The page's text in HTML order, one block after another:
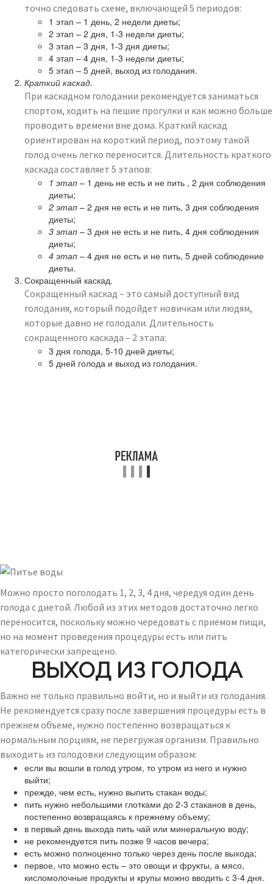
точно следовать схеме, включающей 5 периодов:
1 этап – 1 день, 2 недели диеты;
2 этап – 2 дня, 1-3 недели диеты;
3 этап – 3 дня, 1-3 дня диеты;
4 этап – 4 дня, 1-3 недели диеты;
5 этап – 5 дней, выход из голодания.
Краткий каскад.
При каскадном голодании рекомендуется заниматься
спортом, ходить на пешие прогулки и как можно больше
проводить времени вне дома. Краткий каскад
ориентирован на короткий период, поэтому такой
голод очень легко переносится. Длительность краткого
каскада составляет 5 этапов:
1 этап – 1 день не есть и не пить , 2 дня соблюдения
диеты;
2 этап – 2 дня не есть и не пить, 3 дня соблюдения
диеты;
3 этап – 3 дня не есть и не пить, 4 дня соблюдения
диеты;
4 этап – 4 дня не есть и не пить, 5 дней соблюдение
диеты.
Сокращенный каскад.
Сокращенный каскад – это самый доступный вид
голодания, который подойдет новичкам или людям,
которые давно не голодали. Длительность
сокращенного каскада – 2 этапа:
3 дня голода, 5-10 дней диеты;
5 дней голода и выход из голодания.
Можно просто поголодать 1, 2, 3, 4 дня, чередуя один день
голода с диетой. Любой из этих методов достаточно легко
переносится, поскольку можно чередовать с приемом пищи,
но на момент проведения процедуры есть или пить
категорически запрещено.
ВЫХОД ИЗ ГОЛОДА
Важно не только правильно войти, но и выйти из голодания.
Не рекомендуется сразу после завершения процедуры есть в
прежнем объеме, нужно постепенно возвращаться к
нормальным порциям, не перегружая организм. Правильно
выходить из голодовки следующим образом:
если вы вошли в голод утром, то утром из него и нужно
выйти;
прежде, чем есть, нужно выпить стакан воды;
пить нужно небольшими глотками до 2-3 стаканов в день,
постепенно возвращаясь к прежнему объему;
в первый день выхода пить чай или минеральную воду;
не рекомендуется пить позже 9 часов вечера;
есть можно полноценно только через день после выхода;
первое, что можно есть – это овощи и фрукты, а мясо,
кисломолочные продукты и крупы можно вводить с 3-4 дня.